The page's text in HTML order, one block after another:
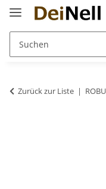
Zurück zur Liste